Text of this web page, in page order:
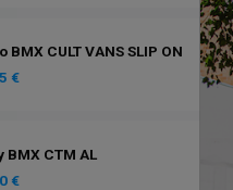
BMX CULT VANS SLIP ON
€
BMX CTM AL
€